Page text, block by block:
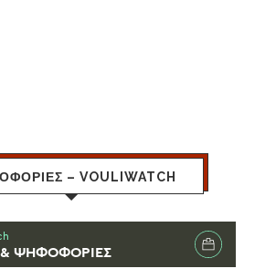
– VOULIWATCH